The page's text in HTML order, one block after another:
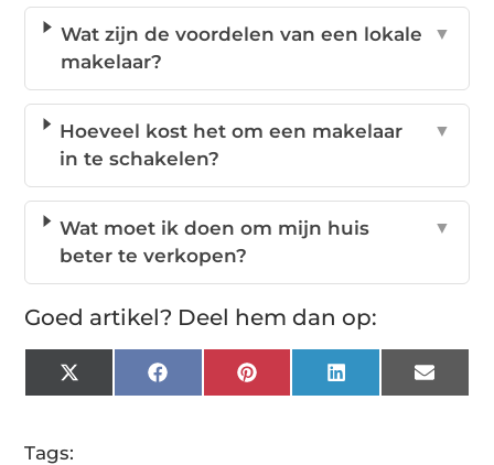
Wat zijn de voordelen van een lokale
makelaar?
▼
Hoeveel kost het om een makelaar
in te schakelen?
▼
Wat moet ik doen om mijn huis
beter te verkopen?
▼
Goed artikel? Deel hem dan op:
X
(Twitter)
FacebookPinterest LinkedIn Email
Tags: